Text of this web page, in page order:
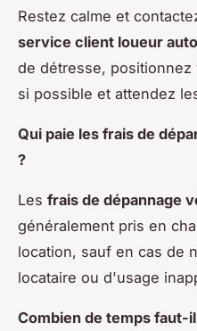
Restez calme et
service client loueur
de détresse,
si possible et attendez
Qui paie les frais de
?
Les frais de dépannage
généralement pris en
location, sauf en cas de
locataire ou d'usage
Combien de temps faut-